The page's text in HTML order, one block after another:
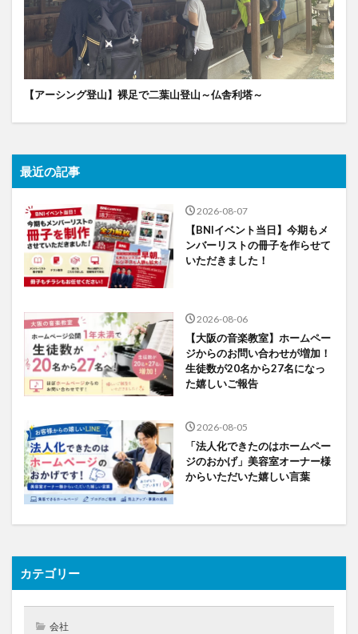
【アーシング登山】裸足で二葉山登山～仏舎利塔～
最近の記事
2026-08-07
【BNIイベント当日】今期もメ
ンバーリストの冊子を作らせて
いただきました！
2026-08-06
【大阪の音楽教室】ホームペー
ジからのお問い合わせが増加！
生徒数が20名から27名になっ
た嬉しいご報告
2026-08-05
「法人化できたのはホームペー
ジのおかげ」美容室オーナー様
からいただいた嬉しい言葉
カテゴリー
会社